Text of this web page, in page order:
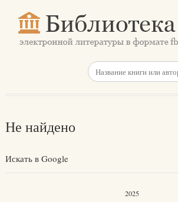
Не найдено
Искать в Google
2025